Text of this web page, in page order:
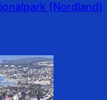
(Nordland)